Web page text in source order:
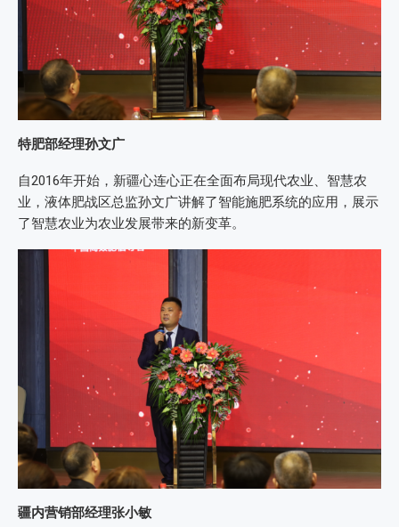
特肥部经理孙文广
自2016年开始，新疆心连心正在全面布局现代农业、智慧农
业，液体肥战区总监孙文广讲解了智能施肥系统的应用，展示
了智慧农业为农业发展带来的新变革。
疆内营销部经理张小敏